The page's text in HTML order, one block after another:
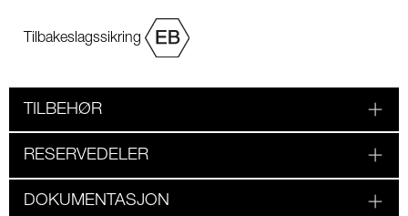
Tilbakeslagssikring
TILBEHØR
RESERVEDELER
DOKUMENTASJON